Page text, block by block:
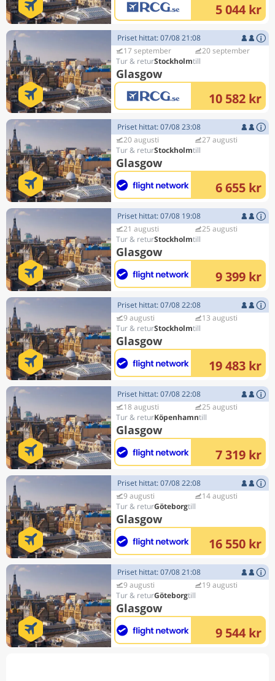
5 044 kr
Priset hittat: 07/08 21:08
17 september
Stockholm
Glasgow
20 september
10 582 kr
Priset hittat: 07/08 23:08
20 augusti
Stockholm
Glasgow
27 augusti
6 655 kr
Priset hittat: 07/08 19:08
21 augusti
Stockholm
Glasgow
25 augusti
9 399 kr
Priset hittat: 07/08 22:08
9 augusti
Stockholm
Glasgow
13 augusti
19 483 kr
Priset hittat: 07/08 22:08
18 augusti
Köpenhamn
Glasgow
25 augusti
7 319 kr
Priset hittat: 07/08 22:08
9 augusti
Göteborg
Glasgow
14 augusti
16 550 kr
Priset hittat: 07/08 21:08
9 augusti
Göteborg
Glasgow
19 augusti
9 544 kr